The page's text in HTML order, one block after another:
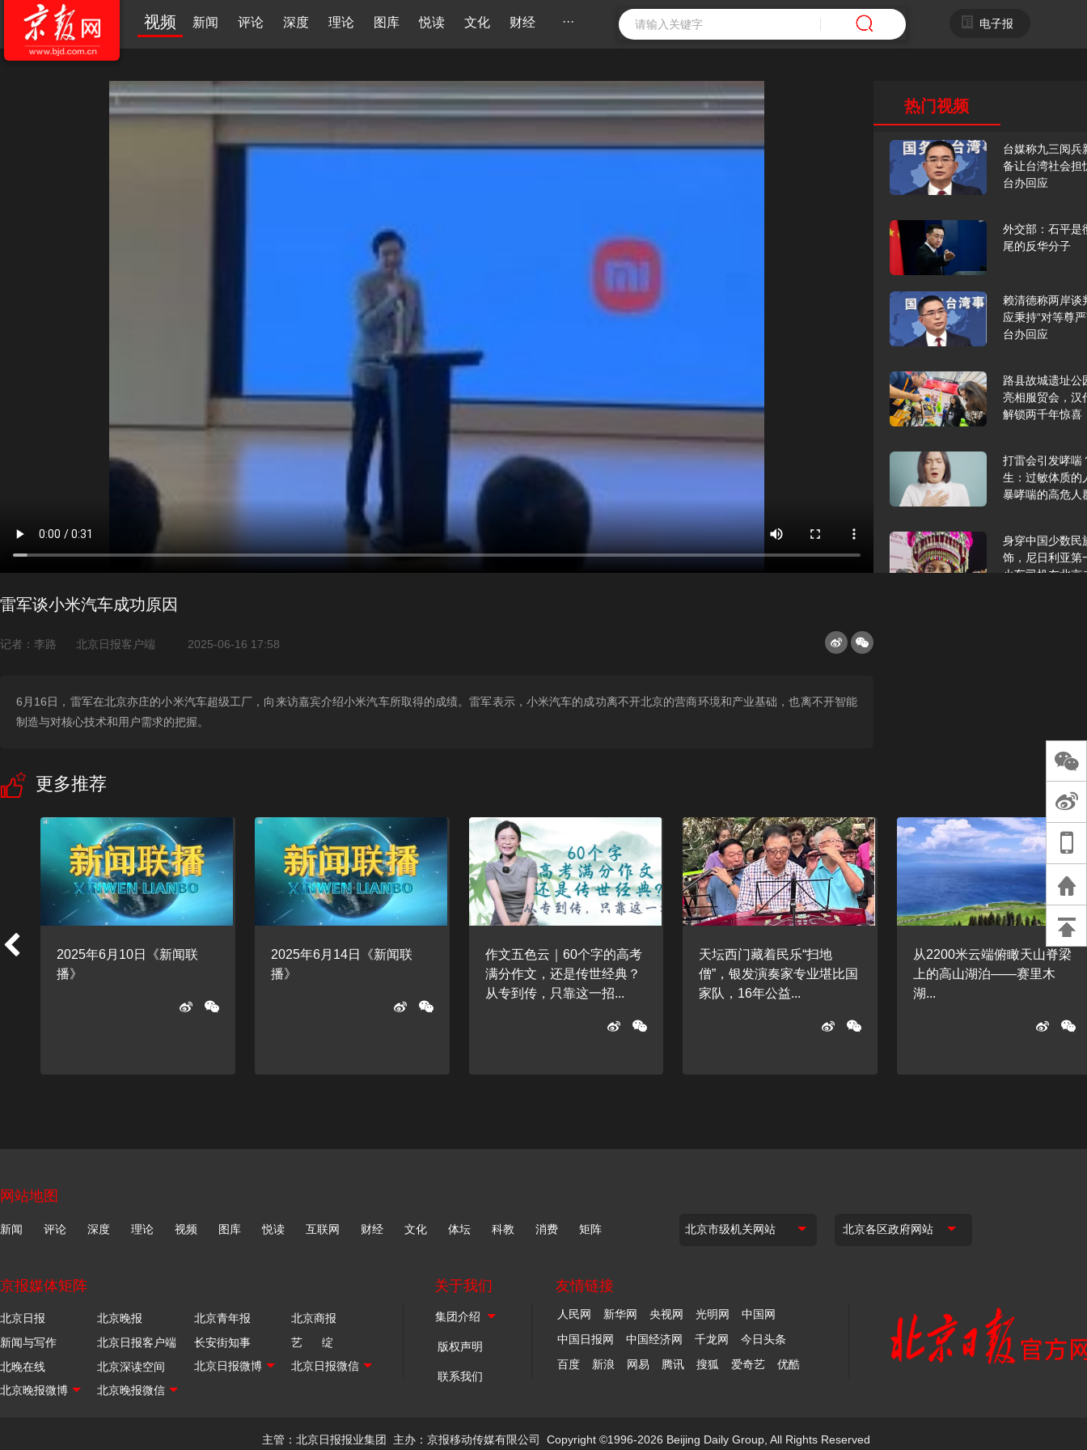
视频 新闻 评论 深度 理论 图库 悦读 文化 财经 ··· 电子报
热门视频
台媒称九三阅兵
备让台湾社会担
台办回应
外交部：石平是
尾的反华分子
赖清德称两岸谈
应秉持“对等尊
台办回应
路县故城遗址公
亮相服贸会，汉
解锁两千年惊喜
打雷会引发哮喘
生：过敏体质的
暴哮喘的高危人
身穿中国少数民
饰，尼日利亚第
火车司机在北京
谈过去 谈谈未来
天桥艺术中心一
演出，国际项目
重庆一高校学生
死，官方通报：
刑案，网传遗体
等信息不实
雷军谈小米汽车成功原因
记者：李路 北京日报客户端 2025-06-16 17:58
6月16日，雷军在北京亦庄的小米汽车超级工厂，向来访嘉宾介绍小米汽车所取得的成绩。雷军表示，小米汽车的成功离不开北京的营商环境和产业基础，也离不开智能
制造与对核心技术和用户需求的把握。
更多推荐
2025年6月10日《新闻联
播》
2025年6月14日《新闻联
播》
作文五色云｜60个字的高考
满分作文，还是传世经典？
从专到传，只靠这一招...
天坛西门藏着民乐“扫地
僧”‌，银发演奏家专业堪比国
家队，‌‌16年公益...
从2200米云端俯瞰天山脊梁
上的高山湖泊——赛里木
湖...
网站地图
新闻 评论 深度 理论 视频 图库 悦读 互联网 财经 文化 体坛 科教 消费 矩阵
京报媒体矩阵
北京日报 北京晚报 北京青年报
北京商报
新闻与写作
北京日报客户端 长安街知事
艺 绽
北晚在线
北京深读空间
关于我们
版权声明
联系我们
友情链接
人民网 新华网 央视网 光明网
中国网
中国日报网
中国经济网 千龙网
今日头条
百度
新浪 网易 腾讯 搜狐 爱奇艺 优酷
主管：北京日报报业集团 主办：京报移动传媒有限公司 Copyright ©1996-2026 Beijing Daily Group, All Rights Reserved